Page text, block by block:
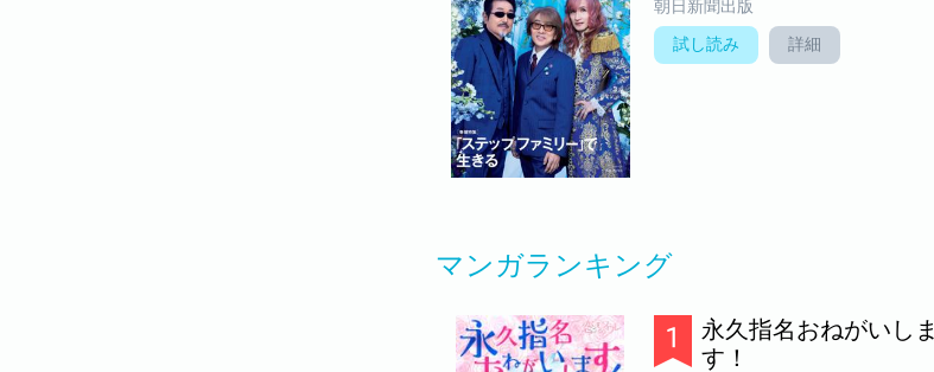
朝日新聞出版
試し読み 詳細
マンガランキング
永久指名おねがいしま
す！